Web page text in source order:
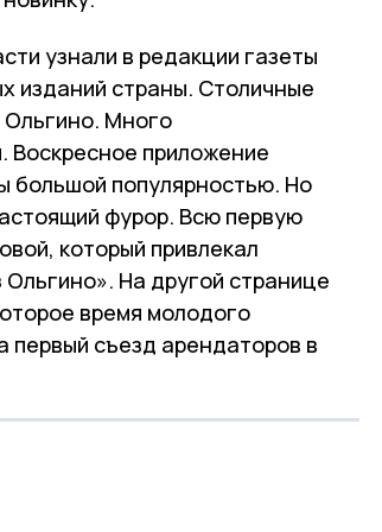
узнали в редакции газеты
изданий страны. Столичные
Ольгино. Много
Воскресное приложение
большой популярностью. Но
фурор. Всю первую
который привлекал
На другой странице
время молодого
первый съезд арендаторов в